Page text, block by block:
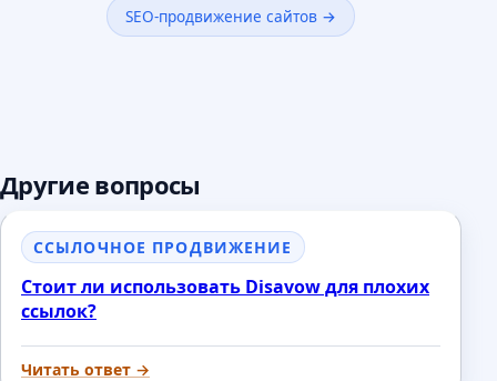
SEO-продвижение сайтов →
Другие вопросы
ССЫЛОЧНОЕ ПРОДВИЖЕНИЕ
Стоит ли использовать Disavow для плохих
ссылок?
Читать ответ →